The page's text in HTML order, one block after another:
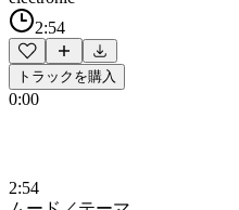
2:54
トラックを購入
0:00
2:54